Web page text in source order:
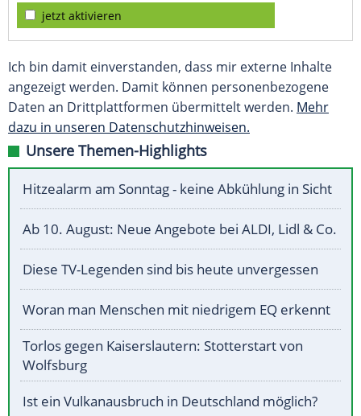
jetzt aktivieren
Ich bin damit einverstanden, dass mir externe Inhalte
angezeigt werden. Damit können personenbezogene
Daten an Drittplattformen übermittelt werden. Mehr
dazu in unseren Datenschutzhinweisen.
Unsere Themen-Highlights
Hitzealarm am Sonntag - keine Abkühlung in Sicht
Ab 10. August: Neue Angebote bei ALDI, Lidl & Co.
Diese TV-Legenden sind bis heute unvergessen
Woran man Menschen mit niedrigem EQ erkennt
Torlos gegen Kaiserslautern: Stotterstart von
Wolfsburg
Ist ein Vulkanausbruch in Deutschland möglich?